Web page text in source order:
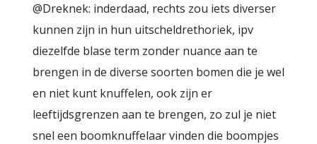
@Dreknek: inderdaad, rechts zou iets diverser
kunnen zijn in hun uitscheldrethoriek, ipv
diezelfde blase term zonder nuance aan te
brengen in de diverse soorten bomen die je wel
en niet kunt knuffelen, ook zijn er
leeftijdsgrenzen aan te brengen, zo zul je niet
snel een boomknuffelaar vinden die boompjes